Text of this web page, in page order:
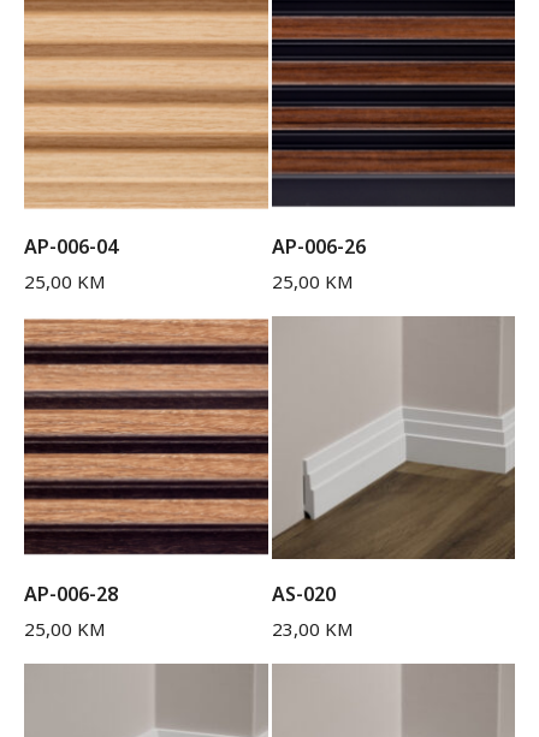
AP-006-04
25,00 KM
AP-006-26
25,00 KM
AP-006-28
25,00 KM
AS-020
23,00 KM